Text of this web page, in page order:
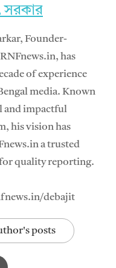
সরকার
Founder-
has
of experience
media. Known
and impactful
his vision has
a trusted
quality reporting.
debajit
posts